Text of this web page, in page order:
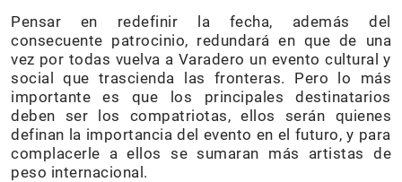
Pensar en redefinir la fecha, además del
consecuente patrocinio, redundará en que de una
vez por todas vuelva a Varadero un evento cultural y
social que trascienda las fronteras. Pero lo más
importante es que los principales destinatarios
deben ser los compatriotas, ellos serán quienes
definan la importancia del evento en el futuro, y para
complacerle a ellos se sumaran más artistas de
peso internacional.